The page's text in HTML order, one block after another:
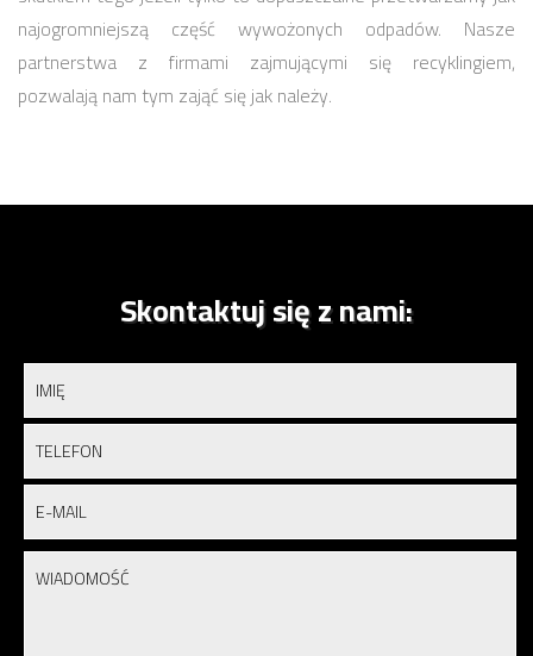
najogromniejszą część wywożonych odpadów. Nasze
partnerstwa z firmami zajmującymi się recyklingiem,
pozwalają nam tym zająć się jak należy.
Skontaktuj się z nami: